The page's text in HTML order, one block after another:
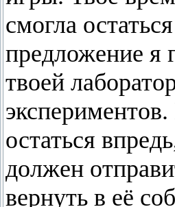
смогла
предложение я
твоей
остаться
должен
вернуть в её